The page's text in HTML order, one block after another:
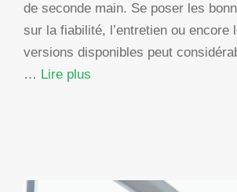
de seconde main. Se poser les
sur la fiabilité, l’entretien ou encore
versions disponibles peut
… Lire plus